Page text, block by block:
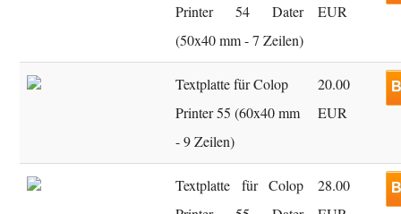
Printer 54 Dater
(50x40 mm - 7 Zeilen)
EUR
Textplatte für Colop
Printer 55 (60x40 mm
- 9 Zeilen)
20.00
EUR
Textplatte für Colop
28.00